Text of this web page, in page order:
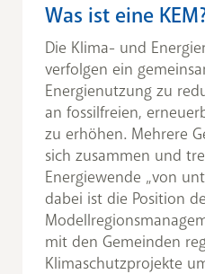
Was ist eine
Die Klima- und
verfolgen ein
Energienutzung zu
an fossilfreien,
zu erhöhen. Mehrere
sich zusammen und
Energiewende „von
dabei ist die Position
mit den Gemeinden
Klimaschutzprojekte